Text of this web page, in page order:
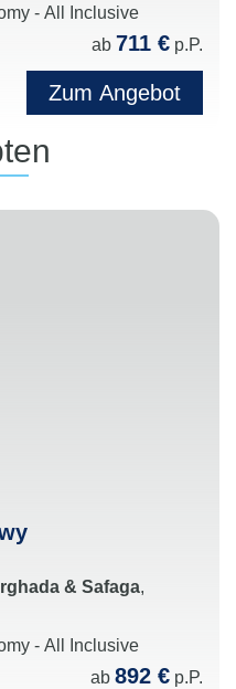
- All Inclusive
ab 711 € p.P.
Zum Angebot
& Safaga,
- All Inclusive
ab 892 € p.P.